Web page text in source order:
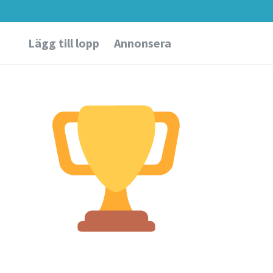
Lägg till lopp Annonsera